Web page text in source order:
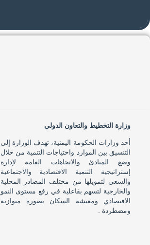
وزارة التخطيط والتعاون الدولي
أحد وزارات الحكومة اليمنية، تهدف الوزارة إلى
التنسيق بين الموارد واحتياجات التنمية من خلال
وضع المبادئ والاتجاهات العامة لإدارة
إستراتيجية التنمية الاقتصادية والاجتماعية
والسعي لتمويلها من مختلف المصادر المحلية
والخارجية لتسهم بفاعلية في رفع مستوى النمو
الاقتصادي ومعيشة السكان بصورة متوازنة
ومضطردة .